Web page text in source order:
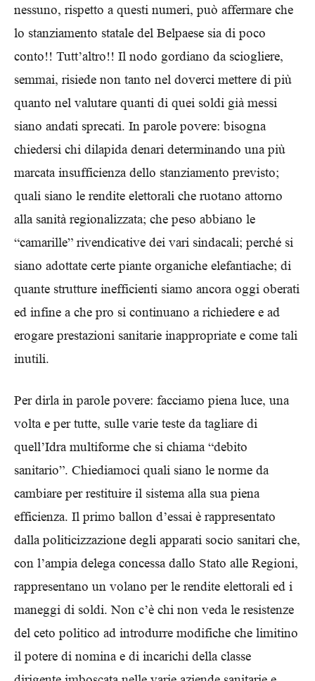
nessuno, rispetto a questi numeri, può affermare che
lo stanziamento statale del Belpaese sia di poco
conto!! Tutt’altro!! Il nodo gordiano da sciogliere,
semmai, risiede non tanto nel doverci mettere di più
quanto nel valutare quanti di quei soldi già messi
siano andati sprecati. In parole povere: bisogna
chiedersi chi dilapida denari determinando una più
marcata insufficienza dello stanziamento previsto;
quali siano le rendite elettorali che ruotano attorno
alla sanità regionalizzata; che peso abbiano le
“camarille” rivendicative dei vari sindacali; perché si
siano adottate certe piante organiche elefantiache; di
quante strutture inefficienti siamo ancora oggi oberati
ed infine a che pro si continuano a richiedere e ad
erogare prestazioni sanitarie inappropriate e come tali
inutili.
Per dirla in parole povere: facciamo piena luce, una
volta e per tutte, sulle varie teste da tagliare di
quell’Idra multiforme che si chiama “debito
sanitario”. Chiediamoci quali siano le norme da
cambiare per restituire il sistema alla sua piena
efficienza. Il primo ballon d’essai è rappresentato
dalla politicizzazione degli apparati socio sanitari che,
con l’ampia delega concessa dallo Stato alle Regioni,
rappresentano un volano per le rendite elettorali ed i
maneggi di soldi. Non c’è chi non veda le resistenze
del ceto politico ad introdurre modifiche che limitino
il potere di nomina e di incarichi della classe